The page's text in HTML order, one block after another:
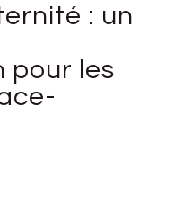
: un
pour les